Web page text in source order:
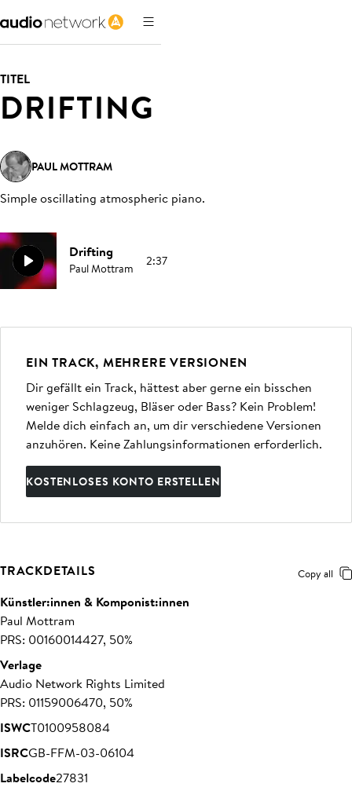
TITEL
DRIFTING
PAUL MOTTRAM
Simple oscillating atmospheric piano.
Drifting
Paul Mottram 2:37
EIN TRACK, MEHRERE VERSIONEN
Dir gefällt ein Track, hättest aber gerne ein bisschen
weniger Schlagzeug, Bläser oder Bass? Kein Problem!
Melde dich einfach an, um dir verschiedene Versionen
anzuhören. Keine Zahlungsinformationen erforderlich.
KOSTENLOSES KONTO ERSTELLEN
TRACKDETAILS Copy all
Künstler:innen & Komponist:innen
Paul Mottram
PRS: 00160014427, 50%
Verlage
Audio Network Rights Limited
PRS: 01159006470, 50%
ISWCT0100958084
ISRCGB-FFM-03-06104
Labelcode27831